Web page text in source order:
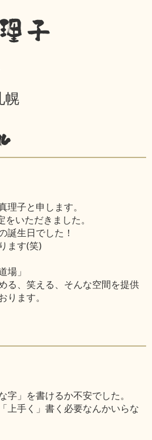
子
幌
理子と申します。
いただきました。
誕生日でした！
ます(笑)
場」
る、笑える、そんな空間を提供
ります。
字」を書けるか不安でした。
上手く」書く必要なんかいらな